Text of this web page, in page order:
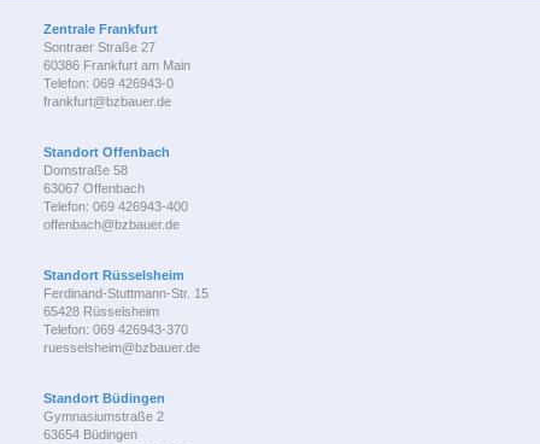
Zentrale Frankfurt
Sontraer Straße 27
60386 Frankfurt am Main
Telefon: 069 426943-0
frankfurt@bzbauer.de
Standort Offenbach
Domstraße 58
63067 Offenbach
Telefon: 069 426943-400
offenbach@bzbauer.de
Standort Rüsselsheim
Ferdinand-Stuttmann-Str. 15
65428 Rüsselsheim
Telefon: 069 426943-370
ruesselsheim@bzbauer.de
Standort Büdingen
Gymnasiumstraße 2
63654 Büdingen